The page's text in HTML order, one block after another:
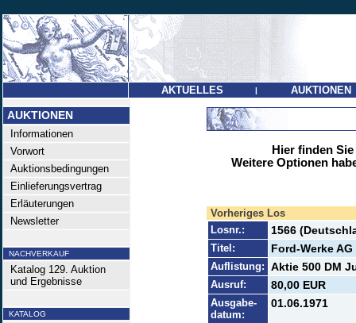
AKTUELLES | AUKTIONEN
AUKTIONEN
Informationen
Vorwort
Auktionsbedingungen
Einlieferungsvertrag
Erläuterungen
Newsletter
NACHVERKAUF
Katalog 129. Auktion
und Ergebnisse
KATALOG
Hier finden
Weitere Optionen
Vorheriges Los
Losnr.:
1566
Titel: Ford-Werke AG
Auflistung: Aktie 500 DM
Ausruf: 80,00 EUR
Ausgabe-
datum:
01.06.1971